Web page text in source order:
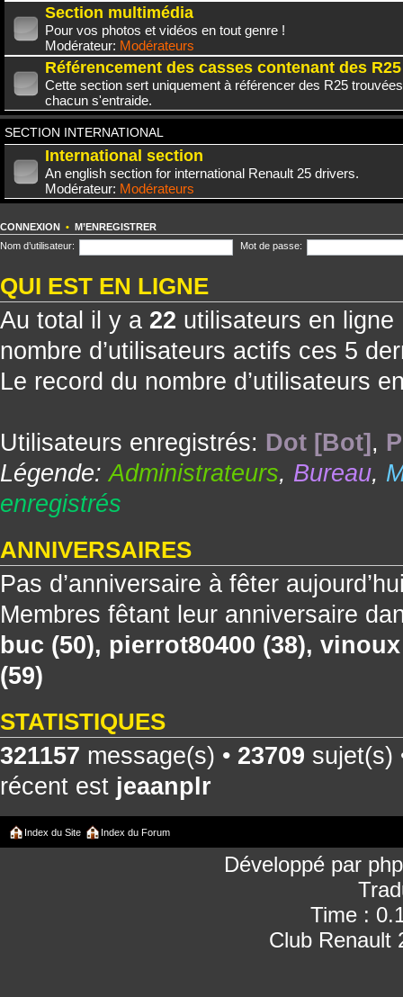
Section multimédia
Pour vos photos et vidéos en tout genre !
Modérateur: Modérateurs
Référencement des casses contenant des R25
Cette section sert uniquement à référencer des R25
chacun s'entraide.
SECTION INTERNATIONAL
International section
An english section for international Renault 25 drivers.
Modérateur: Modérateurs
CONNEXION • M’ENREGISTRER
Nom d’utilisateur:
Mot de passe:
QUI EST EN LIGNE
Au total il y a 22 utilisateurs en
nombre d’utilisateurs actifs ces 5
Le record du nombre d’utilisateurs
Utilisateurs enregistrés: Dot [Bot] ,
Légende:Administrateurs, Bureau,
enregistrés
ANNIVERSAIRES
Pas d’anniversaire à fêter
Membres fêtant leur anniversaire
buc (50), pierrot80400 (38), vinoux
(59)
STATISTIQUES
321157 message(s) • 23709 sujet(s)
récent est jeaanplr
Index du Site Index du Forum
Développé par
Time :
Club Renault